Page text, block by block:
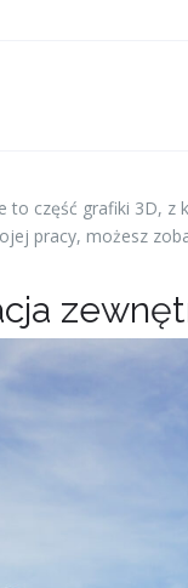
to część grafiki 3D,
pracy, możesz